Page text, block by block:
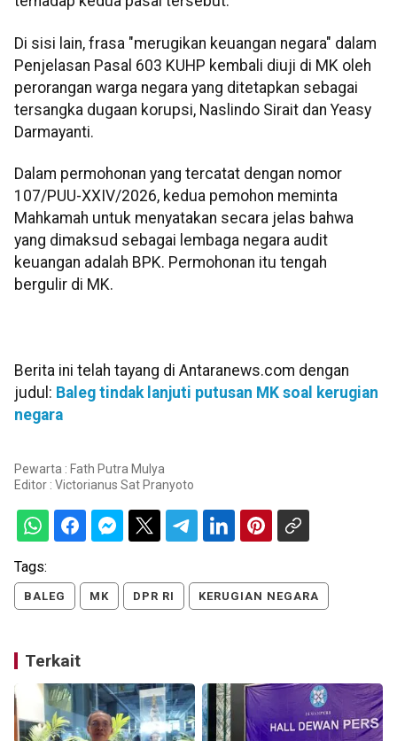
Di sisi lain, frasa "merugikan keuangan negara" dalam
Penjelasan Pasal 603 KUHP kembali diuji di MK oleh
perorangan warga negara yang ditetapkan sebagai
tersangka dugaan korupsi, Naslindo Sirait dan Yeasy
Darmayanti.
Dalam permohonan yang tercatat dengan nomor
107/PUU-XXIV/2026, kedua pemohon meminta
Mahkamah untuk menyatakan secara jelas bahwa
yang dimaksud sebagai lembaga negara audit
keuangan adalah BPK. Permohonan itu tengah
bergulir di MK.
Berita ini telah tayang di Antaranews.com dengan
judul: Baleg tindak lanjuti putusan MK soal kerugian
negara
Pewarta : Fath Putra Mulya
Editor : Victorianus Sat Pranyoto
Tags:
BALEG MK DPR RI KERUGIAN NEGARA
Terkait